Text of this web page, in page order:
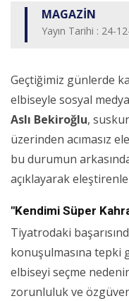
MAGAZİN
Yayın Tarihi : 24-
Geçtiğimiz günlerde
elbiseyle sosyal
Aslı Bekiroğlu,
üzerinden acımasız
bu durumun
açıklayarak
"Kendimi Süper
Tiyatrodaki
konuşulmasına tepki
elbiseyi seçme
zorunluluk ve